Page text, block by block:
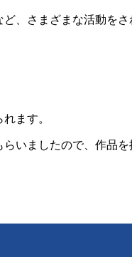
、さまざまな活動をさ
ます。
いましたので、作品を